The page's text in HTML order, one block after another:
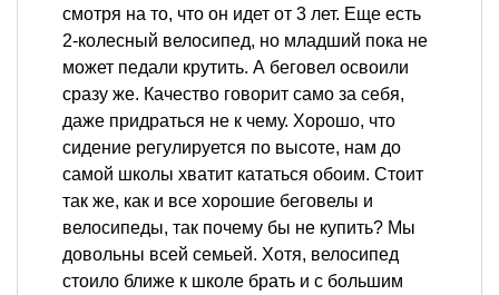
смотря на то, что он идет от 3 лет. Еще есть
2-колесный велосипед, но младший пока не
может педали крутить. А беговел освоили
сразу же. Качество говорит само за себя,
даже придраться не к чему. Хорошо, что
сидение регулируется по высоте, нам до
самой школы хватит кататься обоим. Стоит
так же, как и все хорошие беговелы и
велосипеды, так почему бы не купить? Мы
довольны всей семьей. Хотя, велосипед
стоило ближе к школе брать и с большим